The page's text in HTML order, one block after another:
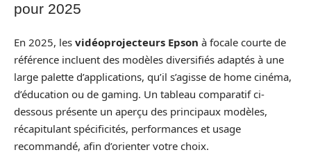
pour 2025
En 2025, les vidéoprojecteurs Epson à focale courte de
référence incluent des modèles diversifiés adaptés à une
large palette d’applications, qu’il s’agisse de home cinéma,
d’éducation ou de gaming. Un tableau comparatif ci-
dessous présente un aperçu des principaux modèles,
récapitulant spécificités, performances et usage
recommandé, afin d’orienter votre choix.